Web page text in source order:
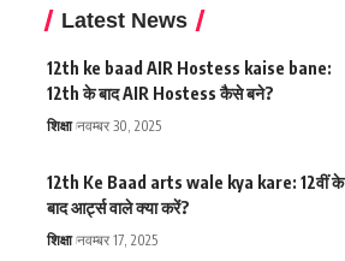
Latest News
12th ke baad AIR Hostess kaise bane:
12th के बाद AIR Hostess कैसे बने?
शिक्षा नवम्बर 30, 2025
12th Ke Baad arts wale kya kare: 12वीं के
बाद आर्ट्स वाले क्या करें?
शिक्षा नवम्बर 17, 2025